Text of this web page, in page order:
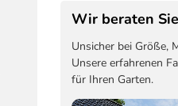
Wir beraten
Unsicher bei Größe,
Unsere erfahrenen
für Ihren Garten.